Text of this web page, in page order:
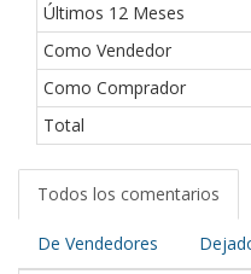
Últimos 12 Meses
Como Vendedor
Como Comprador
Total
Todos los comentarios
De Vendedores